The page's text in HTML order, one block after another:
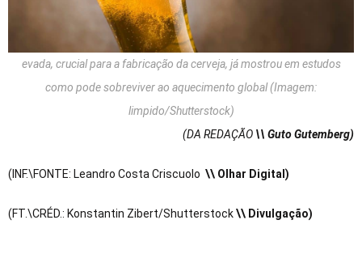
evada, crucial para a fabricação da cerveja, já mostrou em estudos
como pode sobreviver ao aquecimento global (Imagem:
limpido/Shutterstock)
(DA REDAÇÃO \\ Guto Gutemberg)
(INF.\FONTE: Leandro Costa Criscuolo \\ Olhar Digital)
(FT.\CRÉD.: Konstantin Zibert/Shutterstock\\ Divulgação)